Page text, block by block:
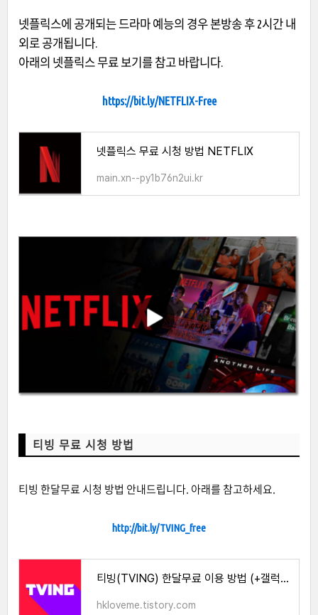
넷플릭스에 공개되는 드라마 예능의 경우 본방송 후 2시간 내
외로 공개됩니다.
아래의 넷플릭스 무료 보기를 참고 바랍니다.
https://bit.ly/NETFLIX-Free
넷플릭스 무료 시청 방법 NETFLIX
main.xn--py1b76n2ui.kr
티빙 무료 시청 방법
티빙 한달무료 시청 방법 안내드립니다. 아래를 참고하세요.
http://bit.ly/TVING_free
티빙(TVING) 한달무료 이용 방법 (+갤럭시, 아이폰)
hkloveme.tistory.com